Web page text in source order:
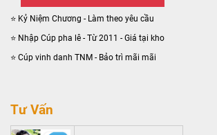
⭐ Kỷ Niệm Chương - Làm theo yêu cầu
⭐ Nhập Cúp pha lê - Từ 2011 - Giá tại kho
⭐ Cúp vinh danh TNM - Bảo trì mãi mãi
Tư Vấn